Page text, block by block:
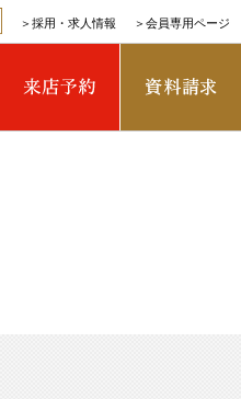
＞ 採用・求人情報 ＞ 会員専用ページ